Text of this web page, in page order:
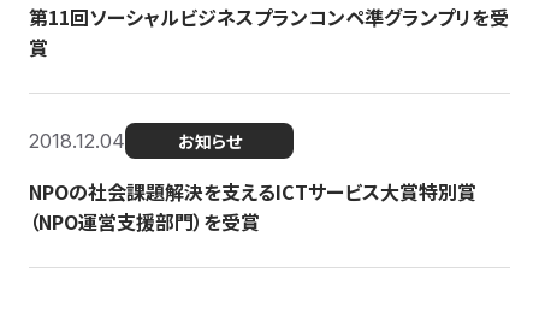
第11回ソーシャルビジネスプランコンペ準グランプリを受
賞
2018.12.04 お知らせ
NPOの社会課題解決を支えるICTサービス大賞特別賞
（NPO運営支援部門）を受賞